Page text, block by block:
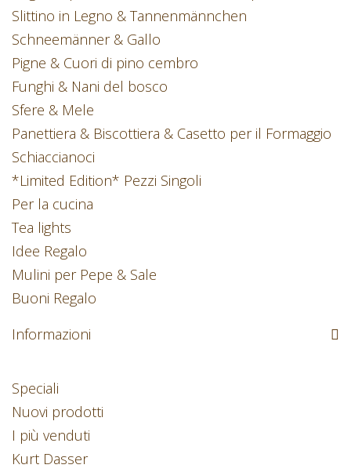
Slittino in Legno & Tannenmännchen
Schneemänner & Gallo
Pigne & Cuori di pino cembro
Funghi & Nani del bosco
Sfere & Mele
Panettiera & Biscottiera & Casetto per il Formaggio
Schiaccianoci
*Limited Edition* Pezzi Singoli
Per la cucina
Tea lights
Idee Regalo
Mulini per Pepe & Sale
Buoni Regalo
Informazioni
Speciali
Nuovi prodotti
I più venduti
Kurt Dasser